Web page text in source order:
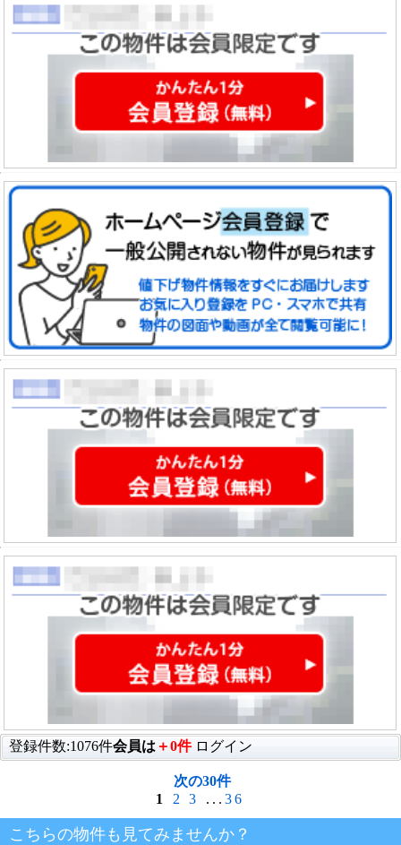
登録件数:1076件会員は ＋0件 ログイン
次の30件
1
2 3 ...36
こちらの物件も見てみませんか？